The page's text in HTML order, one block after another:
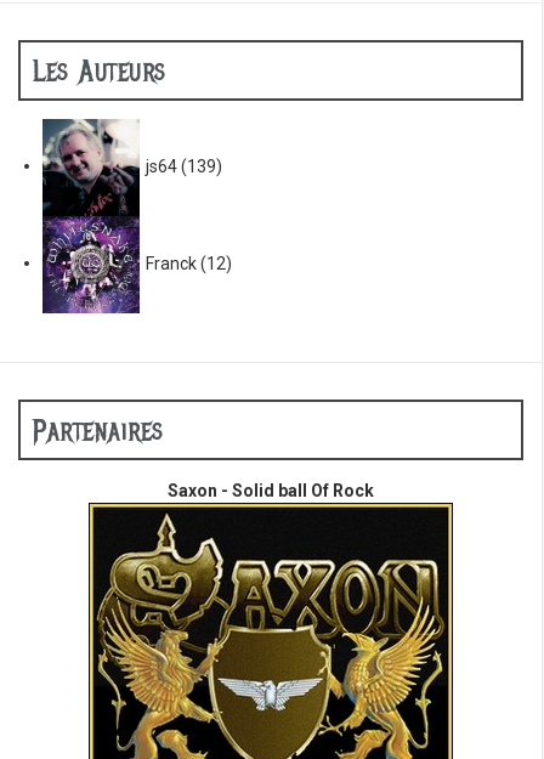
Les Auteurs
js64(139)
Franck(12)
Partenaires
Saxon - Solid ball Of Rock